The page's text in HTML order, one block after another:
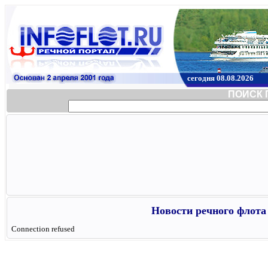
сегодня 08.08.2026
ПОИСК
Новости речного
Connection refused